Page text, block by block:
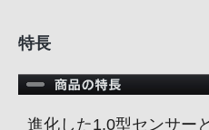
特長
進化した1.0型センサー